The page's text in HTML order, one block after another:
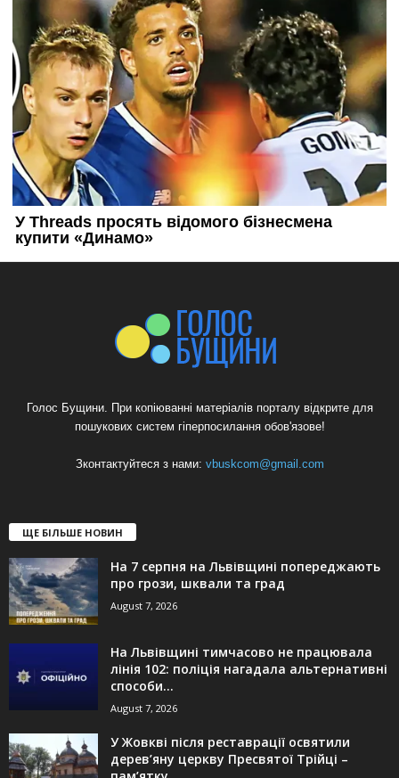
Голос Бущини. При копіюванні матеріалів порталу відкрите для
пошукових систем гіперпосилання обов'язове!
Зконтактуйтеся з нами: vbuskcom@gmail.com
ЩЕ БІЛЬШЕ НОВИН
На 7 серпня на Львівщині попереджають
про грози, шквали та град
August 7, 2026
На Львівщині тимчасово не працювала
лінія 102: поліція нагадала альтернативні
способи...
August 7, 2026
У Жовкві після реставрації освятили
дерев’яну церкву Пресвятої Трійці –